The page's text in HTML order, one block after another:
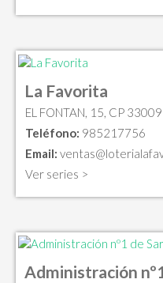
La Favorita
EL FONTAN, 15, CP
Teléfono: 985217756
Email:
Ver series >
Administración